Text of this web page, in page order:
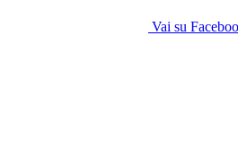
Vai su